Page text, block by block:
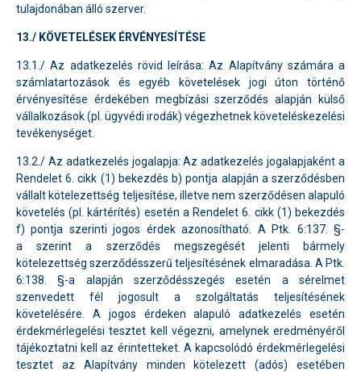
tulajdonában álló szerver.
13./ KÖVETELÉSEK ÉRVÉNYESÍTÉSE
13.1./ Az adatkezelés rövid leírása: Az Alapítvány számára a
számlatartozások és egyéb követelések jogi úton történő
érvényesítése érdekében megbízási szerződés alapján külső
vállalkozások (pl. ügyvédi irodák) végezhetnek követeléskezelési
tevékenységet.
13.2./ Az adatkezelés jogalapja: Az adatkezelés jogalapjaként a
Rendelet 6. cikk (1) bekezdés b) pontja alapján a szerződésben
vállalt kötelezettség teljesítése, illetve nem szerződésen alapuló
követelés (pl. kártérítés) esetén a Rendelet 6. cikk (1) bekezdés
f) pontja szerinti jogos érdek azonosítható. A Ptk. 6:137. §-
a szerint a szerződés megszegését jelenti bármely
kötelezettség szerződésszerű teljesítésének elmaradása. A Ptk.
6:138. §-a alapján szerződésszegés esetén a sérelmet
szenvedett fél jogosult a szolgáltatás teljesítésének
követelésére. A jogos érdeken alapuló adatkezelés esetén
érdekmérlegelési tesztet kell végezni, amelynek eredményéről
tájékoztatni kell az érintetteket. A kapcsolódó érdekmérlegelési
tesztet az Alapítvány minden kötelezett (adós) esetében